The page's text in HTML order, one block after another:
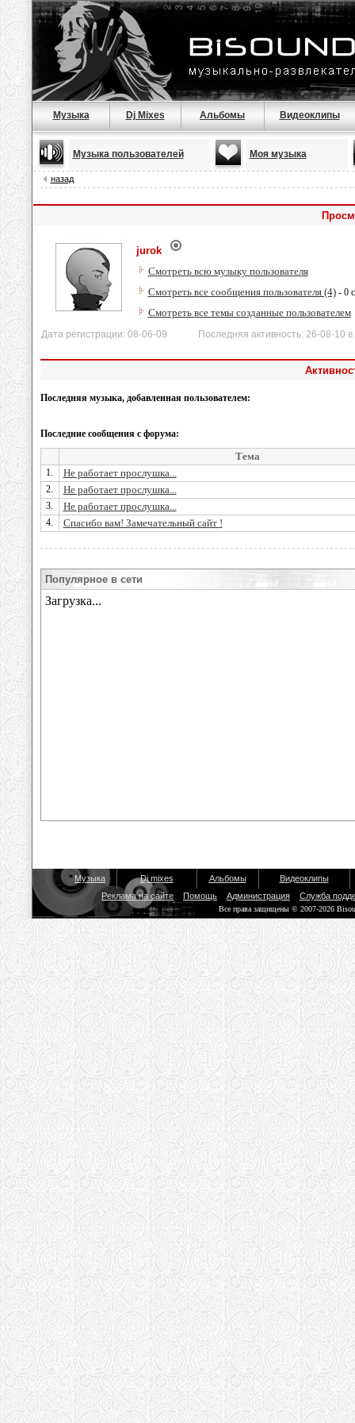
Музыка Dj Mixes Альбомы Видеоклипы
Музыка пользователей Моя музыка
назад
jurok
Смотреть всю музыку пользователя
Смотреть все сообщения пользователя (4)- 0
Смотреть все темы созданные пользователем
Дата регистрации: 08-06-09 Последняя активность: 26-08-10 в
Последняя музыка, добавленная пользователем:
Последние сообщения с форума:
Тема
1. Не работает прослушка...
2. Не работает прослушка...
3. Не работает прослушка...
4. Спасибо вам! Замечательный сайт !
Популярное в сети
Музыка Dj mixes Альбомы
Видеоклипы
Реклама на сайте
Помощь Администрация Служба
Все права защищены © 2007-2026